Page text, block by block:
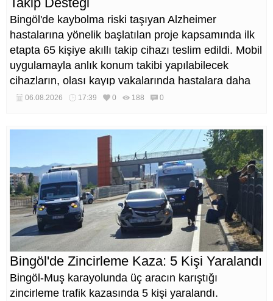
Bingöl'de kaybolma riski taşıyan Alzheimer
hastalarına yönelik başlatılan proje kapsamında ilk
etapta 65 kişiye akıllı takip cihazı teslim edildi. Mobil
uygulamayla anlık konum takibi yapılabilecek
cihazların, olası kayıp vakalarında hastalara daha
kısa sürede ulaşılmasını sağlaması hedefleniyor.
06.08.2026 17:39 0 188 0
Bingöl'de Zincirleme Kaza: 5 Kişi Yaralandı
Bingöl-Muş karayolunda üç aracın karıştığı
zincirleme trafik kazasında 5 kişi yaralandı.